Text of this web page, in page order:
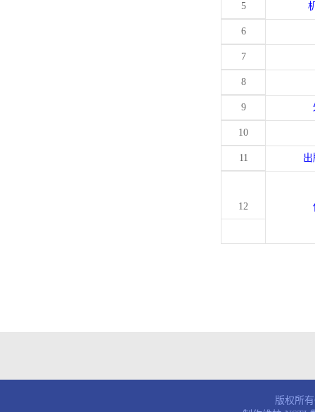
5
6
7
8
9
10
11
12
版权所